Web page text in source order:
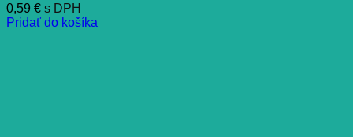
0,59 € s DPH
Pridať do košíka